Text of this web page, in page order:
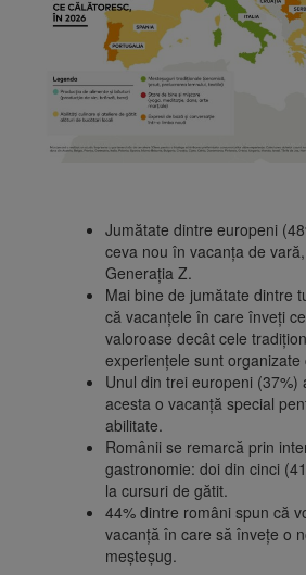
Jumătate dintre europeni
ceva nou în vacanța de
Generația Z.
Mai bine de jumătate dintre
că vacanțele în care înveți
valoroase decât cele
experiențele sunt organizate
Unul din trei europeni (37%)
acesta o vacanță special
abilitate.
Românii se remarcă prin
gastronomie: doi din cinci
la cursuri de gătit.
44% dintre români spun că
vacanță în care să învețe o
meșteșug.